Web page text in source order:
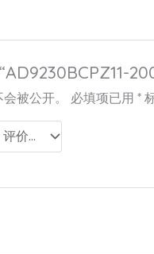
被公开。 必填项已用*